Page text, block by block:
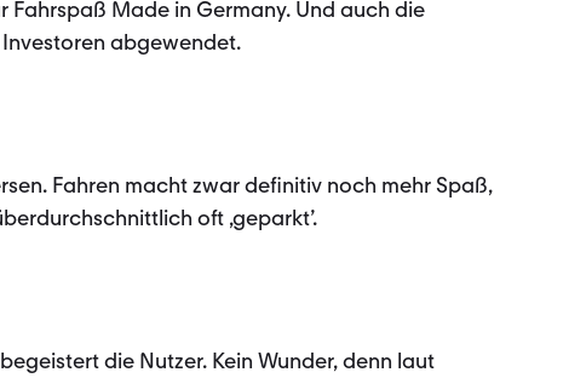
Fahrspaß Made in Germany. Und auch die
abgewendet.
Fahren macht zwar definitiv noch mehr Spaß,
oft ‚geparkt’.
die Nutzer. Kein Wunder, denn laut